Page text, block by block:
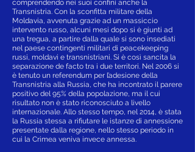
comprendendo nei suoi confini anche la
Transnistria. Con la sconfitta militare della
Moldavia, avvenuta grazie ad un massiccio
intervento russo, alcuni mesi dopo si è giunti ad
una tregua, a partire dalla quale si sono insediati
nel paese contingenti militari di peacekeeping
russi, moldavi e transnistriani. Si è così sancita la
separazione de facto tra i due territori. Nel 2006 si
è tenuto un referendum per l’adesione della
Transnistria alla Russia, che ha incontrato il parere
positivo del 95% della popolazione, ma il cui
risultato non è stato riconosciuto a livello
internazionale. Allo stesso tempo, nel 2014, è stata
la Russia stessa a rifiutare le istanze di annessione
presentate dalla regione, nello stesso periodo in
cui la Crimea veniva invece annessa.